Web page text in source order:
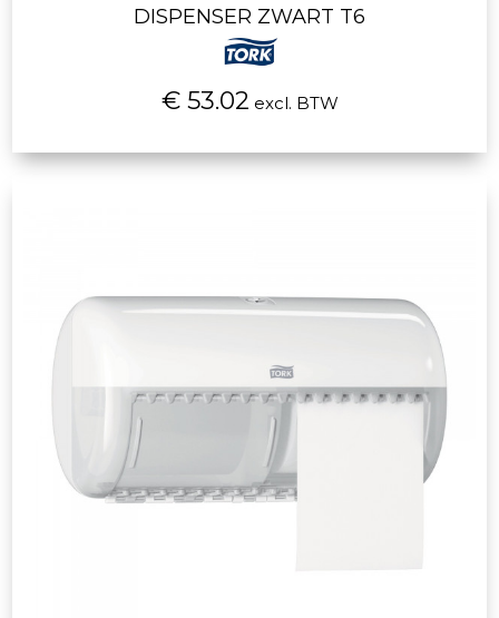
DISPENSER ZWART T6
€ 53.02 excl. BTW